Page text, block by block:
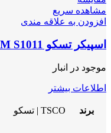
مشاهده سریع
افزودن به علاقه مندی
اسپیکر تسکو SPEAKER TSCO THM S1011
موجود در انبار
اطلاعات بیشتر
برند TSCO | تسکو